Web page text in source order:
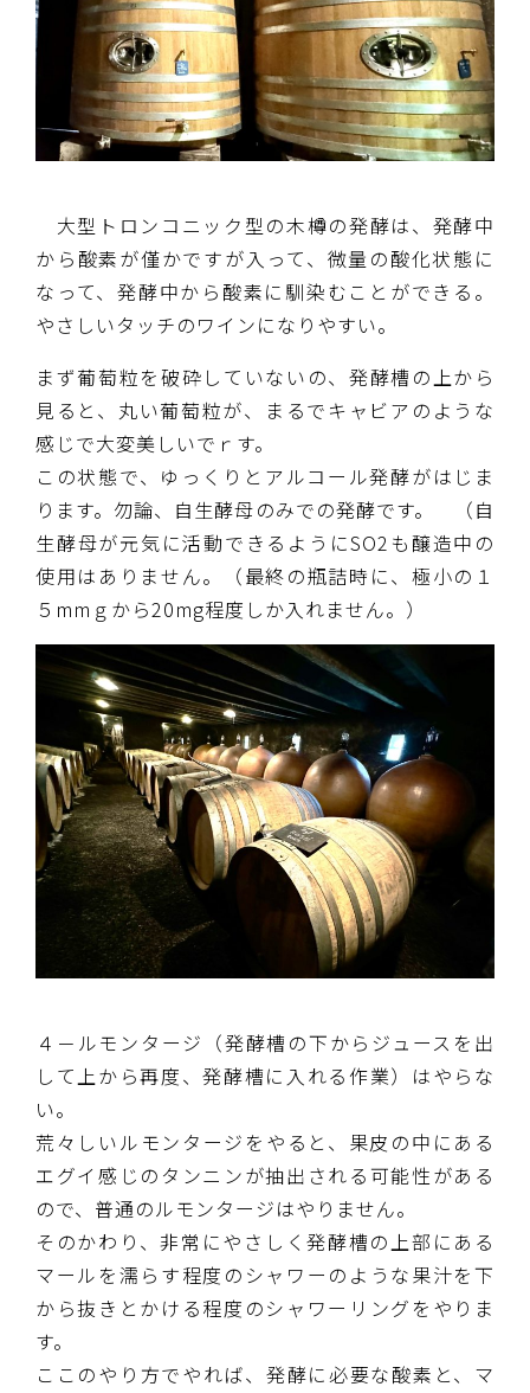
大型トロンコニック型の木樽の発酵は、発酵中
から酸素が僅かですが入って、微量の酸化状態に
なって、発酵中から酸素に馴染むことができる。
やさしいタッチのワインになりやすい。
まず葡萄粒を破砕していないの、発酵槽の上から
見ると、丸い葡萄粒が、まるでキャビアのような
感じで大変美しいでｒす。
この状態で、ゆっくりとアルコール発酵がはじま
ります。勿論、自生酵母のみでの発酵です。 （自
生酵母が元気に活動できるようにSO2も醸造中の
使用はありません。（最終の瓶詰時に、極小の１
５mmｇから20mg程度しか入れません。）
４－ルモンタージ（発酵槽の下からジュースを出
して上から再度、発酵槽に入れる作業）はやらな
い。
荒々しいルモンタージをやると、果皮の中にある
エグイ感じのタンニンが抽出される可能性がある
ので、普通のルモンタージはやりません。
そのかわり、非常にやさしく発酵槽の上部にある
マールを濡らす程度のシャワーのような果汁を下
から抜きとかける程度のシャワーリングをやりま
す。
ここのやり方でやれば、発酵に必要な酸素と、マ